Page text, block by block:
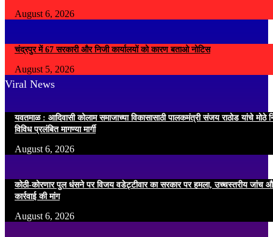
August 6, 2026
चंद्रपुर में 67 सरकारी और निजी कार्यालयों को कारण बताओ नोटिस
August 5, 2026
Viral News
यवतमाळ : आदिवासी कोलाम समाजाच्या विकासासाठी पालकमंत्री संजय राठोड यांचे मोठे
विविध प्रलंबित मागण्या मार्गी
August 6, 2026
कोठी-कोरणार पुल धंसने पर विजय वडेट्टीवार का सरकार पर हमला, उच्चस्तरीय जांच
कार्रवाई की मांग
August 6, 2026